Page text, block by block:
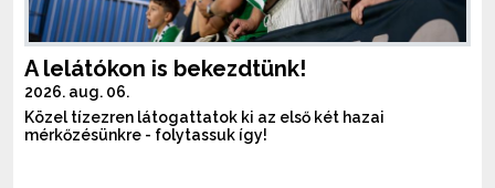
A lelátókon is bekezdtünk!
2026. aug. 06.
Közel tízezren látogattatok ki az első két hazai
mérkőzésünkre - folytassuk így!